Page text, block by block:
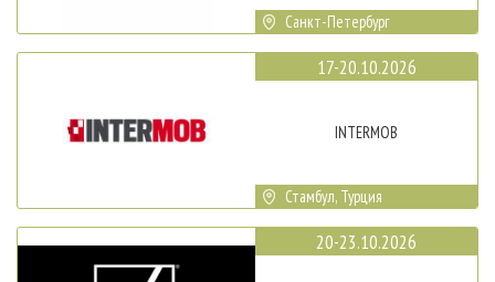
Санкт-Петербург
17-20.10.2026
INTERMOB
Стамбул, Турция
20-23.10.2026